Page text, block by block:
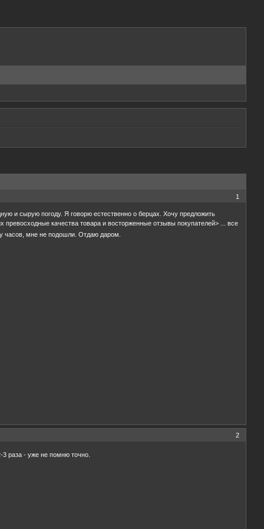
1
и сырую погоду. Я говорю естественно о берцах. Хочу предложить
качества товара и восторженные отзывы покупателей> ... все
часов, мне не подошли. Отдаю даром.
2
раза - уже не помню точно.